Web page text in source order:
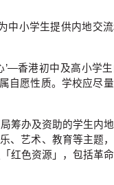
中小学生提供内地交
’—香港初中及高小学
自愿性质。学校应尽
筹办及资助的学生内
、艺术、教育等主题
红色资源」，包括革命